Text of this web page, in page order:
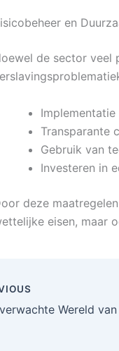
en
de sector veel
Transparante
Gebruik van
Investeren in
deze
eisen, maar